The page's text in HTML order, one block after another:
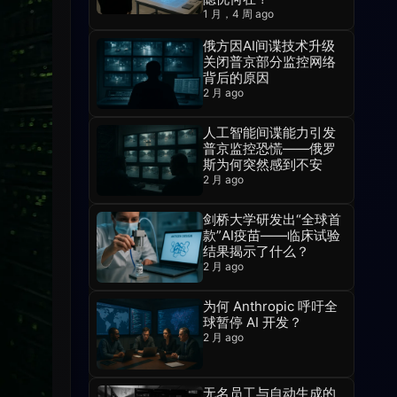
1 月，4 周 ago
俄方因AI间谍技术升级
关闭普京部分监控网络
背后的原因
2 月 ago
人工智能间谍能力引发
普京监控恐慌——俄罗
斯为何突然感到不安
2 月 ago
剑桥大学研发出“全球首
款”AI疫苗——临床试验
结果揭示了什么？
2 月 ago
为何 Anthropic 呼吁全
球暂停 AI 开发？
2 月 ago
无名员工与自动生成的